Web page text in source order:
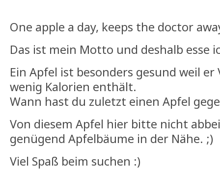
One apple a day, keeps the doctor
Das ist mein Motto und deshalb esse
Ein Apfel ist besonders gesund weil
wenig Kalorien enthält.
Wann hast du zuletzt einen Apfel
Von diesem Apfel hier bitte nicht
genügend Apfelbäume in der Nähe. ;)
Viel Spaß beim suchen :)